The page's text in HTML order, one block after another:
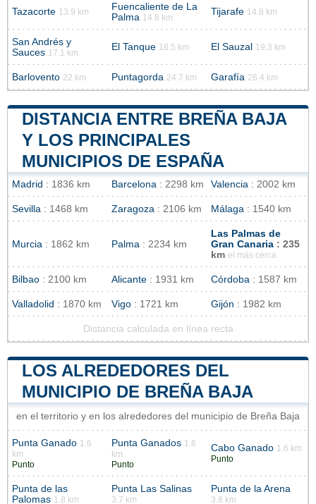
Tazacorte 13.9 km
Fuencaliente de La
Palma 14.8 km
Tijarafe 14.8 km
San Andrés y
Sauces 17.1 km
El Tanque 18.5 km El Sauzal 19.3 km
Barlovento 22 km Puntagorda 24.7 km Garafía 26.4 km
DISTANCIA ENTRE BREÑA BAJA
Y LOS PRINCIPALES
MUNICIPIOS DE ESPAÑA
Madrid : 1836 km Barcelona : 2298 km Valencia : 2002 km
Sevilla : 1468 km Zaragoza : 2106 km Málaga : 1540 km
Murcia : 1862 km Palma : 2234 km
Las Palmas de
Gran Canaria : 235
km el más cerca
Bilbao : 2100 km Alicante : 1931 km Córdoba : 1587 km
Valladolid : 1870 km Vigo : 1721 km Gijón : 1982 km
Distancia calculada en línea recta
LOS ALREDEDORES DEL
MUNICIPIO DE BREÑA BAJA
en el territorio y en los alrededores del municipio de Breña Baja
Punta Ganado 1.6
km
Punto
Punta Ganados 1.6
km
Punto
Cabo Ganado 1.6 km
Punto
Punta de las
Palomas 1.8 km
Punta Las Salinas
3.7 km
Punta de la Arena
3.8 km